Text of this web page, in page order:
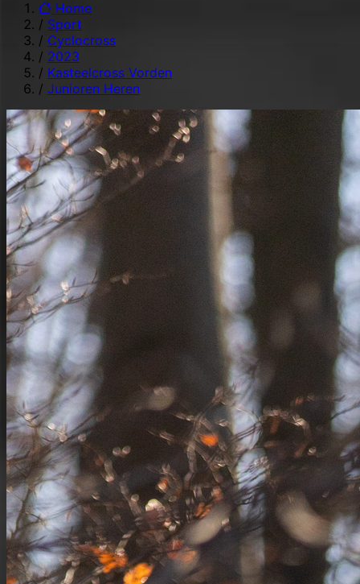
Home
/ Sport
/ Cyclocross
/ 2023
/ Kasteelcross Vorden
/ Junioren Heren